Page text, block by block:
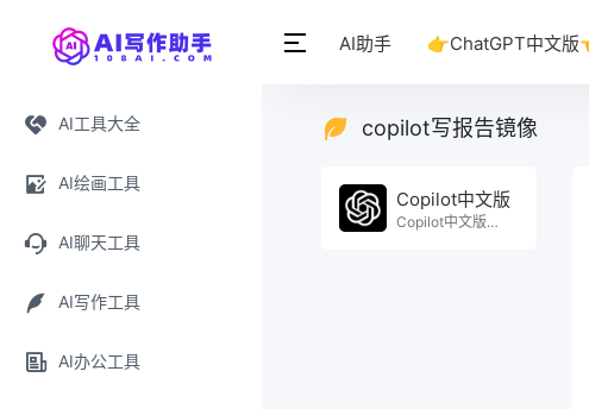
AI工具大全
AI绘画工具
AI聊天工具
AI写作工具
AI办公工具
AI助手 👉ChatGPT中文版
copilot写报告镜像
Copilot中文版
Copilot中文版免费使用。